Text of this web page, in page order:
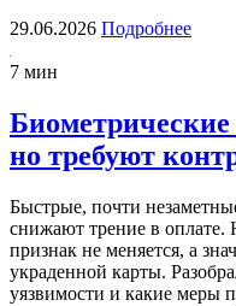
29.06.2026 Подробнее
7 мин
но требуют
Быстрые, почти
снижают трение в оплате.
признак не меняется, а
украденной карты.
уязвимости и какие меры